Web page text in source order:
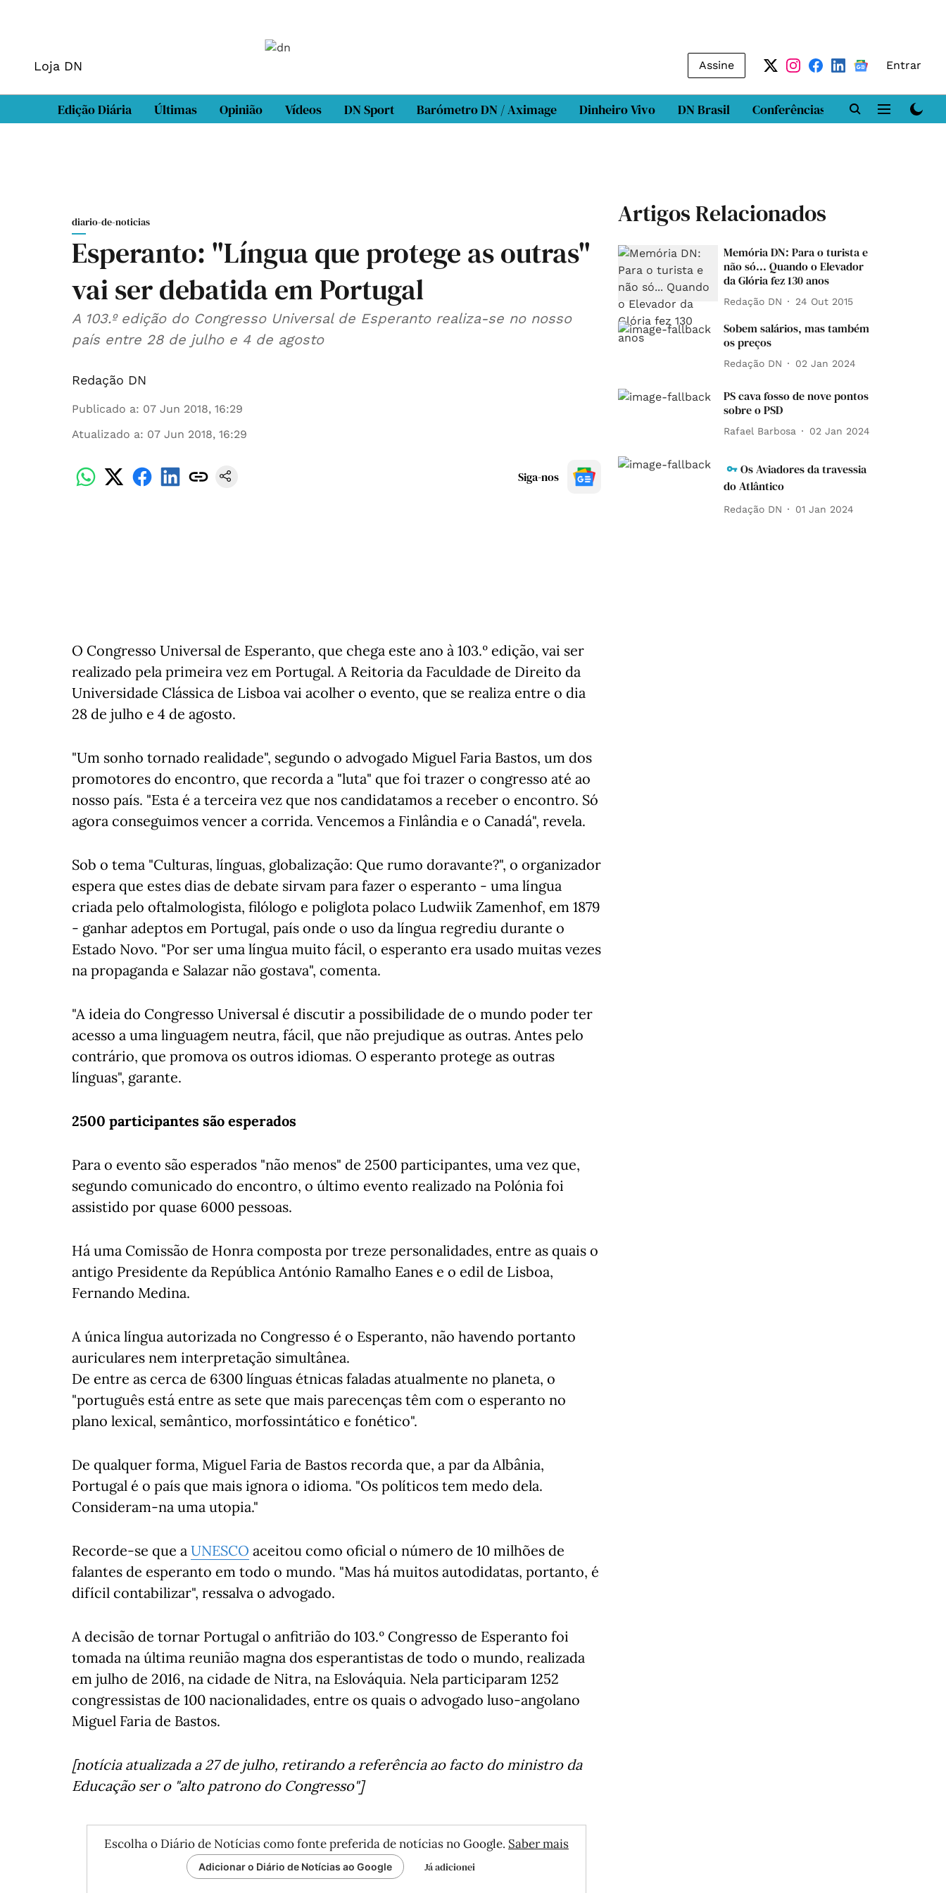
Loja DN Assine Entrar
Edição Diária Últimas Opinião Vídeos DN Sport Barómetro DN / Aximage Dinheiro Vivo DN Brasil Conferências DN LAB
diario-de-noticias
Esperanto: "Língua que protege as outras"
vai ser debatida em Portugal
A 103.º edição do Congresso Universal de Esperanto realiza-se no nosso
país entre 28 de julho e 4 de agosto
Redação DN
Publicado a: 07 Jun 2018, 16:29
Atualizado a: 07 Jun 2018, 16:29
Siga-nos
O Congresso Universal de Esperanto, que chega este ano à 103.º edição, vai ser
realizado pela primeira vez em Portugal. A Reitoria da Faculdade de Direito da
Universidade Clássica de Lisboa vai acolher o evento, que se realiza entre o dia
28 de julho e 4 de agosto.
"Um sonho tornado realidade", segundo o advogado Miguel Faria Bastos, um dos
promotores do encontro, que recorda a "luta" que foi trazer o congresso até ao
nosso país. "Esta é a terceira vez que nos candidatamos a receber o encontro. Só
agora conseguimos vencer a corrida. Vencemos a Finlândia e o Canadá", revela.
Sob o tema "Culturas, línguas, globalização: Que rumo doravante?", o organizador
espera que estes dias de debate sirvam para fazer o esperanto - uma língua
criada pelo oftalmologista, filólogo e poliglota polaco Ludwiik Zamenhof, em 1879
- ganhar adeptos em Portugal, país onde o uso da língua regrediu durante o
Estado Novo. "Por ser uma língua muito fácil, o esperanto era usado muitas vezes
na propaganda e Salazar não gostava", comenta.
"A ideia do Congresso Universal é discutir a possibilidade de o mundo poder ter
acesso a uma linguagem neutra, fácil, que não prejudique as outras. Antes pelo
contrário, que promova os outros idiomas. O esperanto protege as outras
línguas", garante.
2500 participantes são esperados
Para o evento são esperados "não menos" de 2500 participantes, uma vez que,
segundo comunicado do encontro, o último evento realizado na Polónia foi
assistido por quase 6000 pessoas.
Há uma Comissão de Honra composta por treze personalidades, entre as quais o
antigo Presidente da República António Ramalho Eanes e o edil de Lisboa,
Fernando Medina.
A única língua autorizada no Congresso é o Esperanto, não havendo portanto
auriculares nem interpretação simultânea.
De entre as cerca de 6300 línguas étnicas faladas atualmente no planeta, o
"português está entre as sete que mais parecenças têm com o esperanto no
plano lexical, semântico, morfossintático e fonético".
De qualquer forma, Miguel Faria de Bastos recorda que, a par da Albânia,
Portugal é o país que mais ignora o idioma. "Os políticos tem medo dela.
Consideram-na uma utopia."
Recorde-se que a UNESCO aceitou como oficial o número de 10 milhões de
falantes de esperanto em todo o mundo. "Mas há muitos autodidatas, portanto, é
difícil contabilizar", ressalva o advogado.
A decisão de tornar Portugal o anfitrião do 103.º Congresso de Esperanto foi
tomada na última reunião magna dos esperantistas de todo o mundo, realizada
em julho de 2016, na cidade de Nitra, na Eslováquia. Nela participaram 1252
congressistas de 100 nacionalidades, entre os quais o advogado luso-angolano
Miguel Faria de Bastos.
[notícia atualizada a 27 de julho, retirando a referência ao facto do ministro da
Educação ser o "alto patrono do Congresso"]
Escolha o Diário de Notícias como fonte preferida de notícias no Google. Saber mais
Adicionar o Diário de Notícias ao Google Já adicionei
Artigos Relacionados
Memória DN: Para o turista e
não só... Quando o Elevador
da Glória fez 130 anos
Redação DN 24 Out 2015
Sobem salários, mas também
os preços
Redação DN 02 Jan 2024
PS cava fosso de nove pontos
sobre o PSD
Rafael Barbosa 02 Jan 2024
Os Aviadores da travessia
do Atlântico
Redação DN 01 Jan 2024